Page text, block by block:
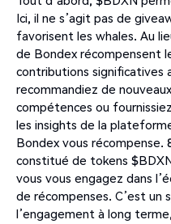
Ici, il ne s’agit pas de
favorisent les whales. Au
de Bondex récompensent
contributions significatives
recommandiez de
compétences ou
les insights de la
Bondex vous récompense.
constitué de tokens
vous vous engagez dans
de récompenses. C’est un
l’engagement à long